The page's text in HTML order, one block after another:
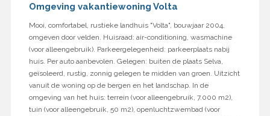
Omgeving vakantiewoning Volta
Mooi, comfortabel, rustieke landhuis "Volta", bouwjaar 2004,
omgeven door velden. Huisraad: air-conditioning, wasmachine
(voor alleengebruik). Parkeergelegenheid: parkeerplaats nabij
huis. Per auto aanbevolen. Gelegen: buiten de plaats Selva,
geïsoleerd, rustig, zonnig gelegen te midden van groen. Uitzicht
vanuit de woning op de bergen en het landschap. In de
omgeving van het huis: terrein (voor alleengebruik, 7.000 m2),
tuin (voor alleengebruik, 50 m2), openluchtzwembad (voor